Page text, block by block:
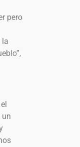
pero
la
un